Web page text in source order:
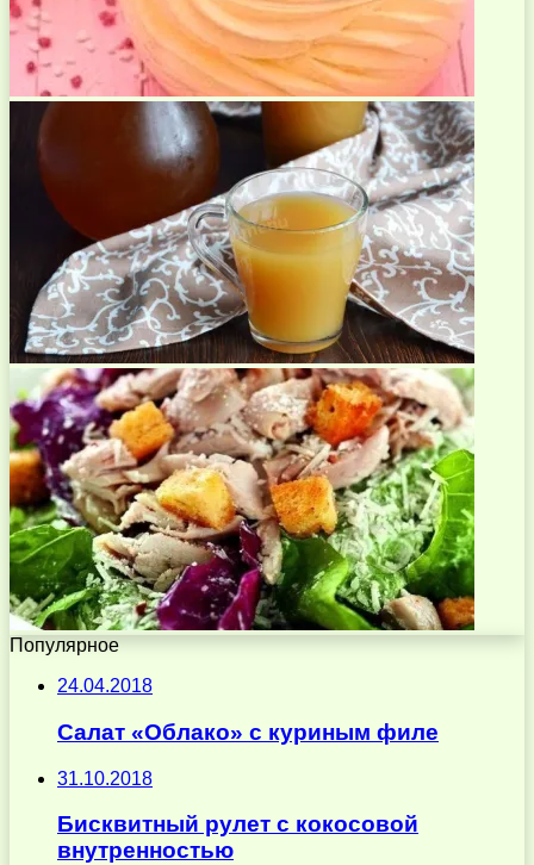
Популярное
24.04.2018
Салат «Облако» с куриным филе
31.10.2018
Бисквитный рулет с кокосовой
внутренностью